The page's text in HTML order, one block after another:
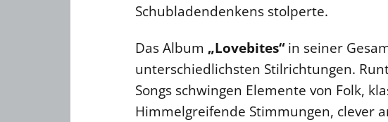
Schubladendenkens stolperte.
Das Album „Lovebites“in seiner
unterschiedlichsten Stilrichtungen.
Songs schwingen Elemente von Folk,
Himmelgreifende Stimmungen, clever